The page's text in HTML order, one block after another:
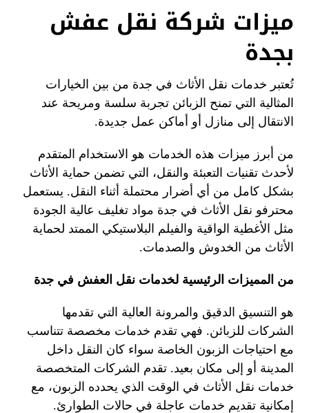
ميزات شركة نقل عفش
بجدة
تُعتبر خدمات نقل الأثاث في جدة من بين الخيارات
المثالية التي تمنح الزبائن تجربة سلسة ومريحة عند
الانتقال إلى منازل أو أماكن عمل جديدة.
من أبرز ميزات هذه الخدمات هو الاستخدام المتقدم
لأحدث تقنيات التعبئة والنقل، التي تضمن حماية الأثاث
بشكل كامل من أي أضرار محتملة أثناء النقل. يستعمل
محترفو نقل الأثاث في جدة مواد تغليف عالية الجودة
مثل الأغطية الواقية والفيلم البلاستيكي الممتد لحماية
الأثاث من الخدوش والصدمات.
من المميزات الرئيسية لخدمات نقل العفش في جدة
هو التنسيق الدقيق والمرونة العالية التي تقدمها
الشركات للزبائن. فهي تقدم خدمات مخصصة تتناسب
مع احتياجات الزبون الخاصة سواء كان النقل داخل
المدينة أو إلى مكان بعيد. تقدم الشركات المتخصصة
خدمات نقل الأثاث في الوقت الذي يحدده الزبون، مع
إمكانية تقديم خدمات عاجلة في حالات الطوارئ.